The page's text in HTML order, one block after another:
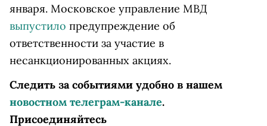
января. Московское управление МВД
выпустило предупреждение об
ответственности за участие в
несанкционированных акциях.
Следить за событиями удобно в нашем
новостном телеграм-канале.
Присоединяйтесь